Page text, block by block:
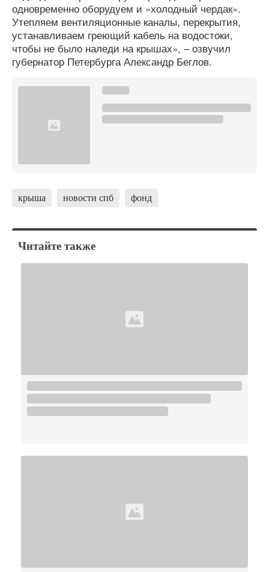
одновременно оборудуем и «холодный чердак».
Утепляем вентиляционные каналы, перекрытия,
устанавливаем греющий кабель на водостоки,
чтобы не было наледи на крышах», – озвучил
губернатор Петербурга Александр Беглов.
крыша новости спб фонд
Читайте также